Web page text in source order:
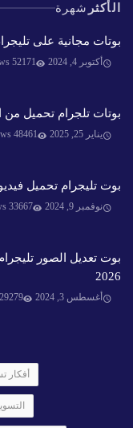
الأكثر شهرة
بوتات مجانية على تليجرام :
أكتوبر 4, 2024 52171 views
بوتات تلجرام تحميل من
يناير 25, 2025 48461 views
بوت تليجرام تحميل فيديوهات
نوفمبر 9, 2024 33667 views
بوت تعديل الصور
2026
أغسطس 3, 2024 29279 views
أفكار